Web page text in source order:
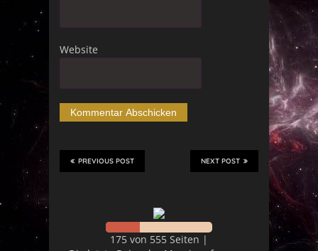
Website
NEXT POST
PREVIOUS POST
175 von 555 Seiten |